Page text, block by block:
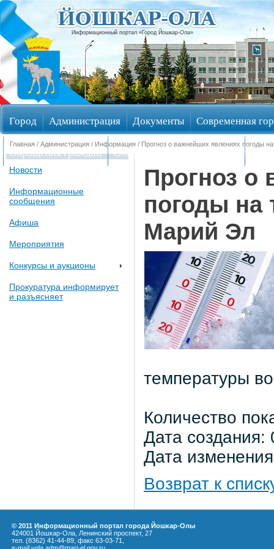
Информационный портал «Город Йошкар-Ола»
Город Администрация Документы Современная
Обращения граждан Общественные обсуждения
Главная / Администрация / Информация / Прогноз о важнейших явлениях погоды
Новости
Информационные
сообщения
Афиша
Мероприятия
Конкурсы и аукционы
Прокуратура информирует
и разъясняет
Прогноз о
погоды на
Марий Эл
температуры
Количество
Дата
Дата
Возврат к
© 2011 Информационный портал города Йошкар-Олы
424001 Йошкар-Ола, Ленинский проспект, 27
тел. (8362) 41-44-89, факс 63-03-71,